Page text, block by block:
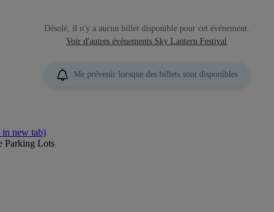
Désolé, il n'y a aucun billet disponible pour cet événement.
Voir d'autres événements Sky Lantern Festival
Me prévenir lorsque des billets sont disponibles
in new tab)
Parking Lots